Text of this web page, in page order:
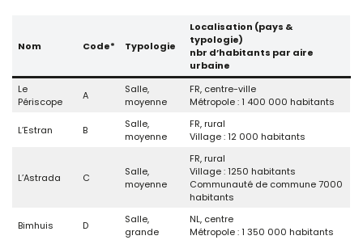
Nom Code* Typologie
Localisation (pays &
typologie)
nbr d’habitants par aire
urbaine
Le
Périscope
A
Salle,
moyenne
FR, centre-ville
Métropole : 1 400 000 habitants
L’Estran B
Salle,
moyenne
FR, rural
Village : 12 000 habitants
L’Astrada C
Salle,
moyenne
FR, rural
Village : 1250 habitants
Communauté de commune 7000
habitants
Bimhuis D
Salle,
grande
NL, centre
Métropole : 1 350 000 habitants